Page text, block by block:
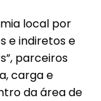
local por
e indiretos e
parceiros
carga e
da área de